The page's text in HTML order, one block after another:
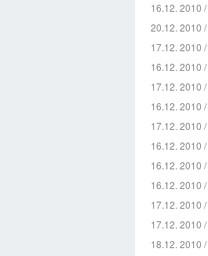
16.12. 2010 /
20.12. 2010 /
17.12. 2010 /
16.12. 2010 /
17.12. 2010 /
16.12. 2010 /
17.12. 2010 /
16.12. 2010 /
16.12. 2010 /
16.12. 2010 /
17.12. 2010 /
17.12. 2010 /
18.12. 2010 /